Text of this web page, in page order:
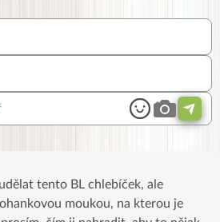
tento BL chlebíček, ale
moukou, na kterou je